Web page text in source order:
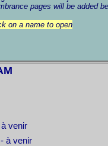
pages will be added
on a name to open
venir
à venir